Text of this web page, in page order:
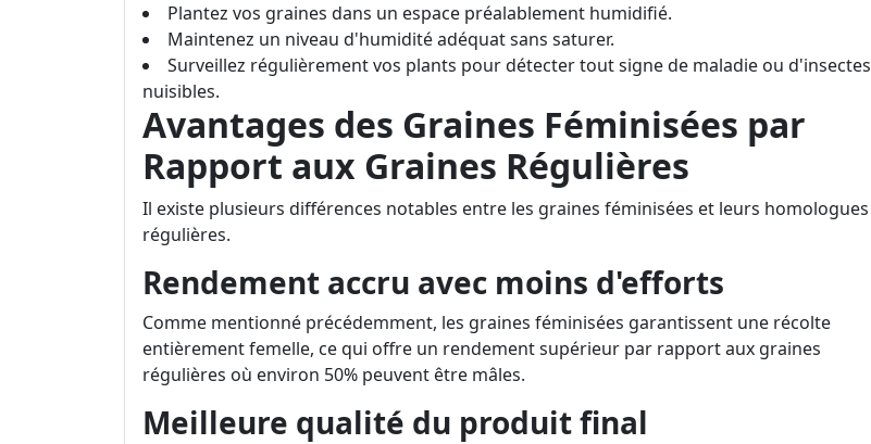
Plantez vos graines dans un espace préalablement humidifié.
Maintenez un niveau d'humidité adéquat sans saturer.
Surveillez régulièrement vos plants pour détecter tout signe de maladie ou d'insectes
nuisibles.
Avantages des Graines Féminisées par
Rapport aux Graines Régulières
Il existe plusieurs différences notables entre les graines féminisées et leurs homologues
régulières.
Rendement accru avec moins d'efforts
Comme mentionné précédemment, les graines féminisées garantissent une récolte
entièrement femelle, ce qui offre un rendement supérieur par rapport aux graines
régulières où environ 50% peuvent être mâles.
Meilleure qualité du produit final